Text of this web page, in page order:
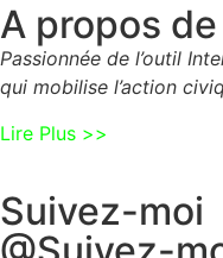
A propos
Passionnée de l’outil
qui mobilise l’action
Lire Plus >>
Suivez-moi